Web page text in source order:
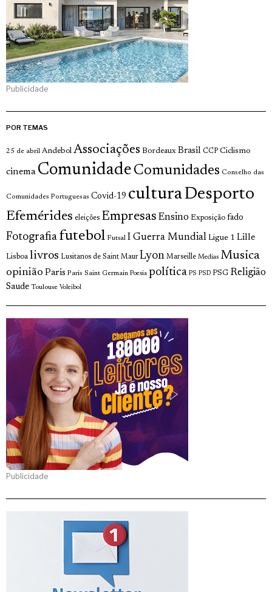
Publicidade
POR TEMAS
25 de abril Andebol Associações Bordeaux Brasil CCP Ciclismo
cinema Comunidade Comunidades Conselho das
Comunidades Portuguesas Covid-19 culturaDesporto
Efemérides eleições Empresas Ensino Exposição fado
Fotografia futebol Futsal I Guerra Mundial Ligue 1 Lille
Lisboa livros Lusitanos de Saint Maur Lyon Marseille Medias Musica
opinião Paris Paris Saint Germain Poesia política PS PSD PSG Religião
Saude Toulouse Voleibol
Publicidade